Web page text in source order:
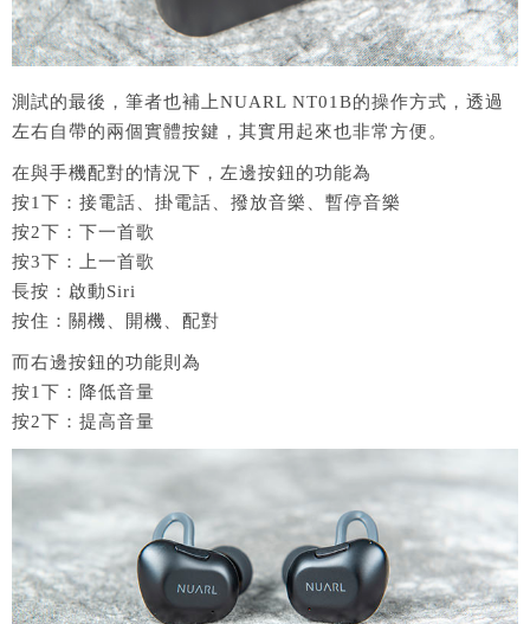
測試的最後，筆者也補上NUARL NT01B的操作方式，透過
左右自帶的兩個實體按鍵，其實用起來也非常方便。
在與手機配對的情況下，左邊按鈕的功能為
按1下：接電話、掛電話、撥放音樂、暫停音樂
按2下：下一首歌
按3下：上一首歌
長按：啟動Siri
按住：關機、開機、配對
而右邊按鈕的功能則為
按1下：降低音量
按2下：提高音量